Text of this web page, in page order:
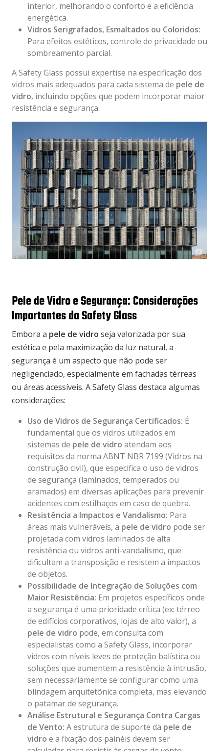
interior, melhorando o conforto e a eficiência
energética.
Vidros Serigrafados, Esmaltados ou Coloridos:
Para efeitos estéticos, controle de privacidade ou
sombreamento parcial.
A Safety Glass possui expertise na especificação dos
vidros mais adequados para cada sistema de pele de
vidro, incluindo opções que podem incorporar maior
resistência e segurança.
Pele de Vidro e Segurança: Considerações
Importantes da Safety Glass
Embora a pele de vidro seja valorizada por sua
estética e pela maximização da luz natural, a
segurança é um aspecto que não pode ser
negligenciado, especialmente em fachadas térreas
ou áreas acessíveis. A Safety Glass destaca algumas
considerações:
Uso de Vidros de Segurança Certificados: É
fundamental que os vidros utilizados em
sistemas de pele de vidro atendam aos
requisitos da norma ABNT NBR 7199 (Vidros na
construção civil), que especifica o uso de vidros
de segurança (laminados, temperados ou
aramados) em diversas aplicações para prevenir
acidentes com estilhaços em caso de quebra.
Resistência a Impactos e Vandalismo: Para
áreas mais vulneráveis, a pele de vidro pode ser
projetada com vidros laminados de alta
resistência ou vidros anti-vandalismo, que
dificultam a transposição e resistem a impactos
de objetos.
Possibilidade de Integração de Soluções com
Maior Resistência: Em projetos específicos onde
a segurança é uma prioridade crítica (ex: térreo
de edifícios corporativos, lojas de alto valor), a
pele de vidro pode, em consulta com
especialistas como a Safety Glass, incorporar
vidros com níveis leves de proteção balística ou
soluções que aumentem a resistência à intrusão,
sem necessariamente se configurar como uma
blindagem arquitetônica completa, mas elevando
o patamar de segurança.
Análise Estrutural e Segurança Contra Cargas
de Vento: A estrutura de suporte da pele de
vidro e a fixação dos painéis devem ser